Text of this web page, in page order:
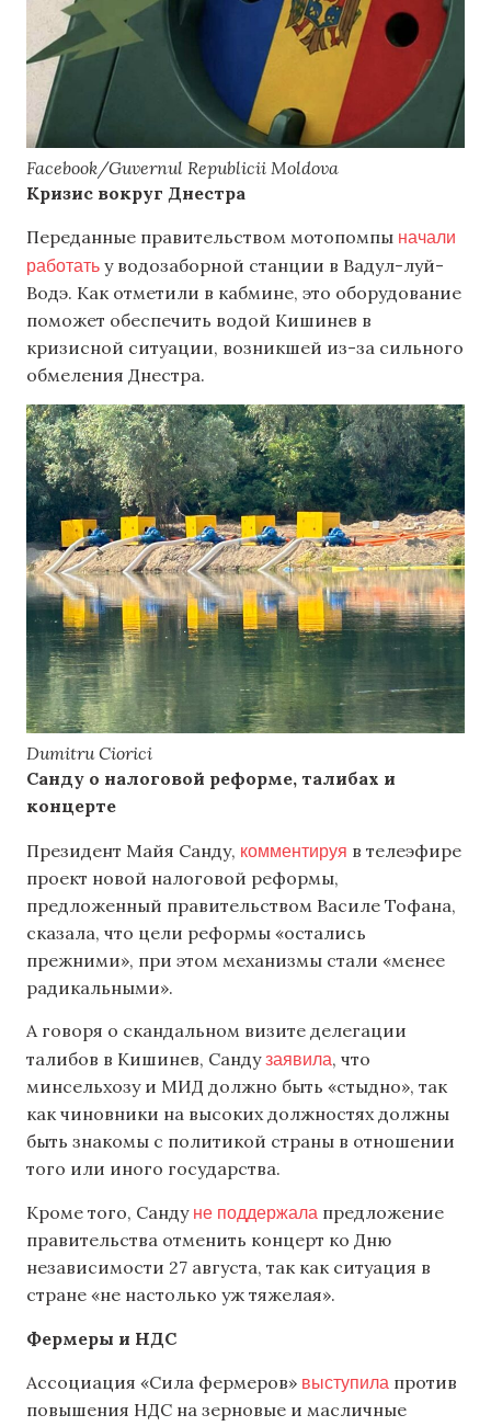
Facebook/Guvernul Republicii Moldova
Кризис вокруг Днестра
Переданные правительством мотопомпы начали
работать у водозаборной станции в Вадул-луй-
Водэ. Как отметили в кабмине, это оборудование
поможет обеспечить водой Кишинев в
кризисной ситуации, возникшей из-за сильного
обмеления Днестра.
Dumitru Ciorici
Санду о налоговой реформе, талибах и
концерте
Президент Майя Санду, комментируя в телеэфире
проект новой налоговой реформы,
предложенный правительством Василе Тофана,
сказала, что цели реформы «остались
прежними», при этом механизмы стали «менее
радикальными».
А говоря о скандальном визите делегации
талибов в Кишинев, Сандузаявила, что
минсельхозу и МИД должно быть «стыдно», так
как чиновники на высоких должностях должны
быть знакомы с политикой страны в отношении
того или иного государства.
Кроме того, Санду не поддержала предложение
правительства отменить концерт ко Дню
независимости 27 августа, так как ситуация в
стране «не настолько уж тяжелая».
Фермеры и НДС
Ассоциация «Сила фермеров» выступила против
повышения НДС на зерновые и масличные